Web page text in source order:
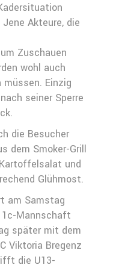
Akteure, die
Zuschauen
wohl auch
Einzig
seiner Sperre
die Besucher
dem Smoker-Grill
und
Glühmost.
am Samstag
1c-Mannschaft
später mit dem
Viktoria Bregenz
die U13-